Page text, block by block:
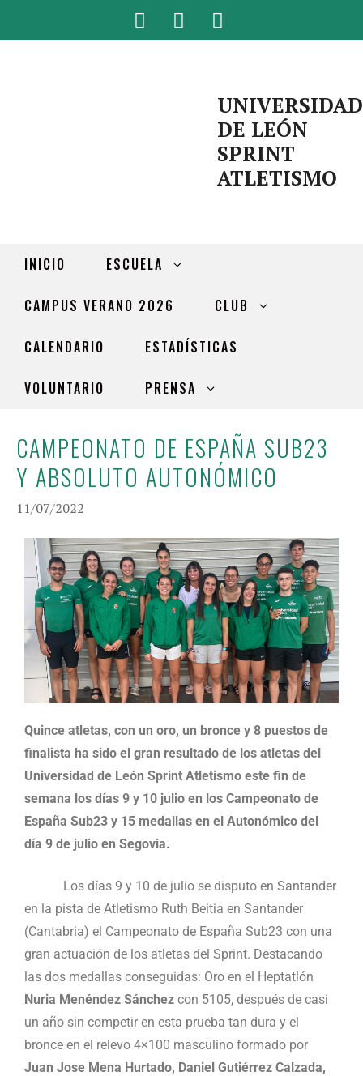
UNIVERSIDAD
DE LEÓN
SPRINT
ATLETISMO
INICIO ESCUELA
CAMPUS VERANO 2026 CLUB
CALENDARIO ESTADÍSTICAS
VOLUNTARIO PRENSA
CAMPEONATO DE ESPAÑA SUB23
Y ABSOLUTO AUTONÓMICO
11/07/2022
Quince atletas, con un oro, un bronce y 8 puestos de
finalista ha sido el gran resultado de los atletas del
Universidad de León Sprint Atletismo este fin de
semana los días 9 y 10 julio en los Campeonato de
España Sub23 y 15 medallas en el Autonómico del
día 9 de julio en Segovia.
Los días 9 y 10 de julio se disputo en Santander
en la pista de Atletismo Ruth Beitia en Santander
(Cantabria) el Campeonato de España Sub23 con una
gran actuación de los atletas del Sprint. Destacando
las dos medallas conseguidas: Oro en el Heptatlón
Nuria Menéndez Sánchez con 5105, después de casi
un año sin competir en esta prueba tan dura y el
bronce en el relevo 4×100 masculino formado por
Juan Jose Mena Hurtado, Daniel Gutiérrez Calzada,